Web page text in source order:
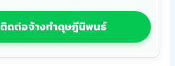
ติดต่อจ้างทำดุษฎีนิพนธ์